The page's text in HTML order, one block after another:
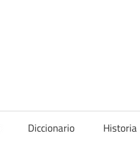
Diccionario Historia